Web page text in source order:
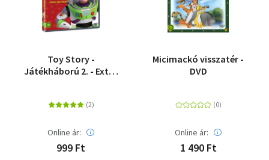
Toy Story -
Játékháború 2. - Extra
Online ár:
999 Ft
Micimackó visszatér -
DVD
Online ár:
1 490 Ft